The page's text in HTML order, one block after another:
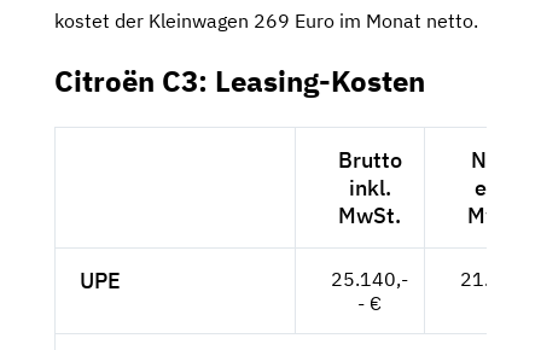
kostet der Kleinwagen 269 Euro im Monat netto.
Citroën C3: Leasing-Kosten
Brutto
inkl.
MwSt.
Netto
exkl.
MwSt.
UPE
25.140,-
- €
21.126,-